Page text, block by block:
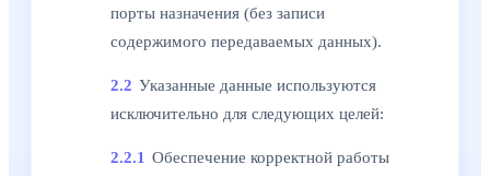
порты назначения (без записи
содержимого передаваемых данных).
2.2 Указанные данные используются
исключительно для следующих целей:
2.2.1 Обеспечение корректной работы